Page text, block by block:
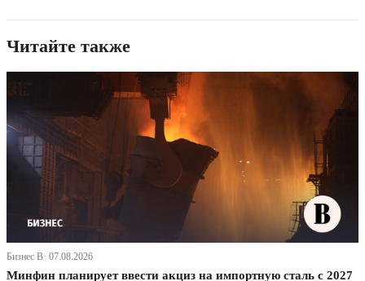
Читайте также
Бизнес В· 07.08.2026
Минфин планирует ввести акциз на импортную сталь с 2027